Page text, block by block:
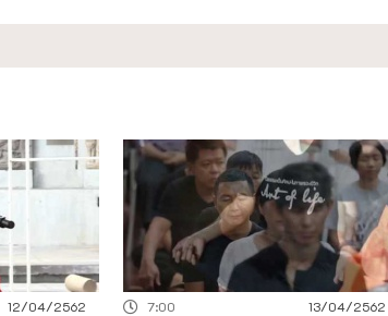
12/04/2562 13/04/2562
7:00